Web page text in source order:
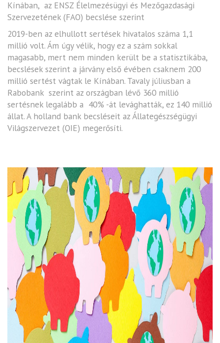
Kínában, az ENSZ Élelmezésügyi és Mezőgazdasági
Szervezetének (FAO) becslése szerint
2019-ben az elhullott sertések hivatalos száma 1,1
millió volt. Ám úgy vélik, hogy ez a szám sokkal
magasabb, mert nem minden került be a statisztikába,
becslések szerint a járvány első évében csaknem 200
millió sertést vágtak le Kínában. Tavaly júliusban a
Rabobank szerint az országban lévő 360 millió
sertésnek legalább a 40% -át levághatták, ez 140 millió
állat. A holland bank becsléseit az Állategészségügyi
Világszervezet (OIE) megerősíti.